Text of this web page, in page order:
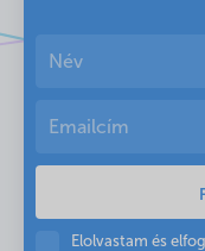
Elolvastam és